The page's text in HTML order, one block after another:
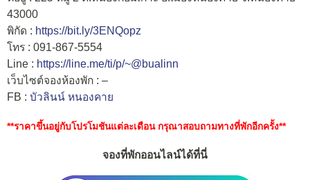
43000
พิกัด : https://bit.ly/3ENQopz
โทร : 091-867-5554
Line : https://line.me/ti/p/~@bualinn
เว็บไซต์จองห้องพัก : –
FB : บัวลินน์ หนองคาย
**ราคาขึ้นอยู่กับโปรโมชันแต่ละเดือน กรุณาสอบถามทางที่พักอีกครั้ง**
จองที่พักออนไลน์ได้ที่นี่